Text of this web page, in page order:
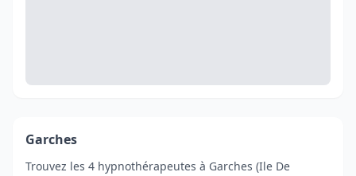
Garches
Trouvez les 4 hypnothérapeutes à Garches (Ile De